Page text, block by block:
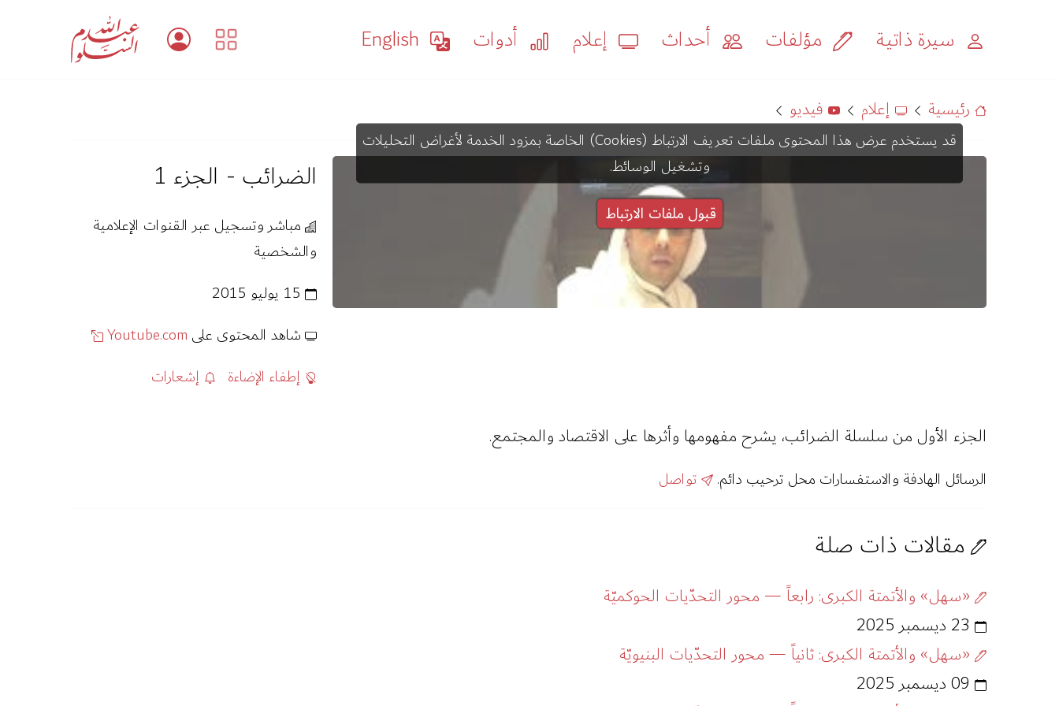
سيرة ذاتية مؤلفات أحداث إعلام أدوات
رئيسية إعلام فيديو
قد يستخدم عرض هذا المحتوى ملفات تعريف الارتباط (Cookies) الخاصة بمزود الخدمة لأغراض التحليلات
وتشغيل الوسائط.
قبول ملفات الارتباط
الضرائب - الجزء 1
مباشر وتسجيل عبر القنوات الإعلامية
والشخصية
شاهد المحتوى على Youtube.com
إطفاء الإضاءة
إشعارات
الجزء الأول من سلسلة الضرائب، يشرح مفهومها وأثرها على الاقتصاد والمجتمع.
الرسائل الهادفة والاستفسارات محل ترحيب دائم. تواصل
مقالات ذات صلة
«سهل» والأتمتة الكبرى: رابعاً — محور التحدّيات الحوكميّة
«سهل» والأتمتة الكبرى: ثانياً — محور التحدّيات البنيويّة